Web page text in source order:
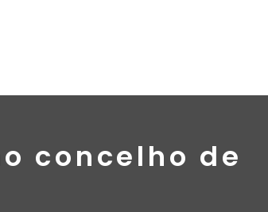
concelho de